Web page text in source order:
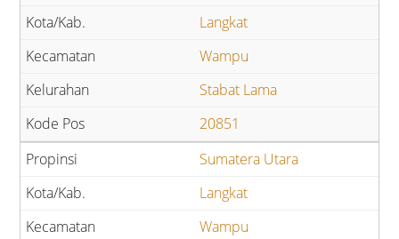
Langkat
Wampu
Stabat Lama
20851
Sumatera Utara
Langkat
Wampu